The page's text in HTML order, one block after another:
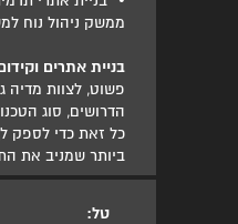
ממשק ניהול נוח
בניית אתרים
פשוט, לצוות מדיה
הדרושים, סוג
כל זאת כדי לספק
ביותר שמניב את
טל: